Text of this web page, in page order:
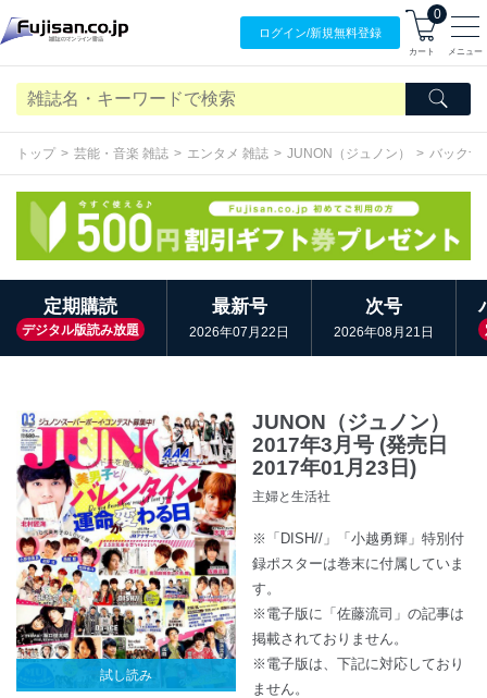
ログイン/新規無料登録
0
カート メニュー
トップ 芸能・音楽 雑誌 エンタメ 雑誌 JUNON（ジュノン） バックナ
定期購読
デジタル版読み放題
最新号
2026年07月22日
次号
2026年08月21日
試し読み
JUNON（ジュノン）
2017年3月号 (発売日
2017年01月23日)
主婦と生活社
※「DISH//」「小越勇輝」特別付
録ポスターは巻末に付属していま
す。
※電子版に「佐藤流司」の記事は
掲載されておりません。
※電子版は、下記に対応しており
ません。